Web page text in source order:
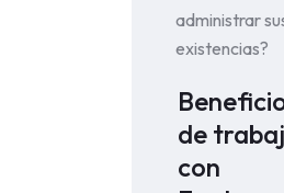
administrar
existencias?
de
con